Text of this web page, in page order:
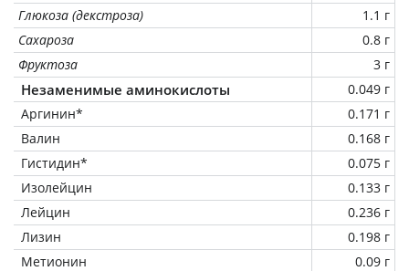
Глюкоза (декстроза)
1.1 г
Сахароза
0.8 г
Фруктоза
3 г
Незаменимые аминокислоты
0.049 г
Аргинин*
0.171 г
Валин
0.168 г
Гистидин*
0.075 г
Изолейцин
0.133 г
Лейцин
0.236 г
Лизин
0.198 г
Метионин
0.09 г